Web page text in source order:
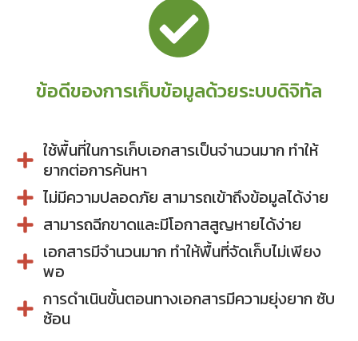
ข้อดีของการเก็บข้อมูลด้วยระบบดิจิทัล
ใช้พื้นที่ในการเก็บเอกสารเป็นจำนวนมาก ทำให้
ยากต่อการค้นหา
ไม่มีความปลอดภัย สามารถเข้าถึงข้อมูลได้ง่าย
สามารถฉีกขาดและมีโอกาสสูญหายได้ง่าย
เอกสารมีจำนวนมาก ทำให้พื้นที่จัดเก็บไม่เพียง
พอ
การดำเนินขั้นตอนทางเอกสารมีความยุ่งยาก ซับ
ซ้อน